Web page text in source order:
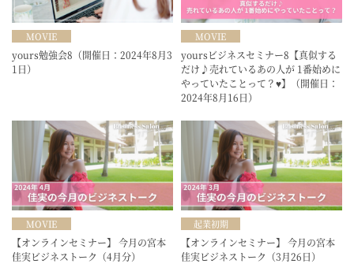
MOVIE
yours勉強会8（開催日：2024年8月3
1日）
MOVIE
yoursビジネスセミナー8【真似する
だけ♪売れているあの人が 1番始めに
やっていたことって？♥】（開催日：
2024年8月16日）
MOVIE
【オンラインセミナー】 今月の宮本
佳実ビジネストーク（4月分）
起業初期
【オンラインセミナー】 今月の宮本
佳実ビジネストーク（3月26日）